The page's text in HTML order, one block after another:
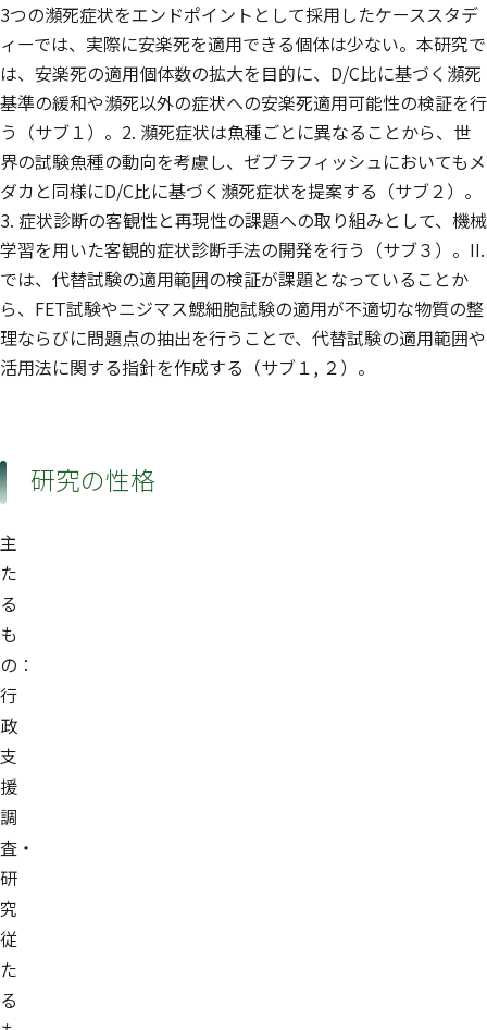
3つの瀕死症状をエンドポイントとして採用したケーススタデ
ィーでは、実際に安楽死を適用できる個体は少ない。本研究で
は、安楽死の適用個体数の拡大を目的に、D/C比に基づく瀕死
基準の緩和や瀕死以外の症状への安楽死適用可能性の検証を行
う（サブ１）。2. 瀕死症状は魚種ごとに異なることから、世
界の試験魚種の動向を考慮し、ゼブラフィッシュにおいてもメ
ダカと同様にD/C比に基づく瀕死症状を提案する（サブ２）。
3. 症状診断の客観性と再現性の課題への取り組みとして、機械
学習を用いた客観的症状診断手法の開発を行う（サブ３）。II.
では、代替試験の適用範囲の検証が課題となっていることか
ら、FET試験やニジマス鰓細胞試験の適用が不適切な物質の整
理ならびに問題点の抽出を行うことで、代替試験の適用範囲や
活用法に関する指針を作成する（サブ１, ２）。
研究の性格
主
た
る
も
の：
行
政
支
援
調
査・
研
究
従
た
る